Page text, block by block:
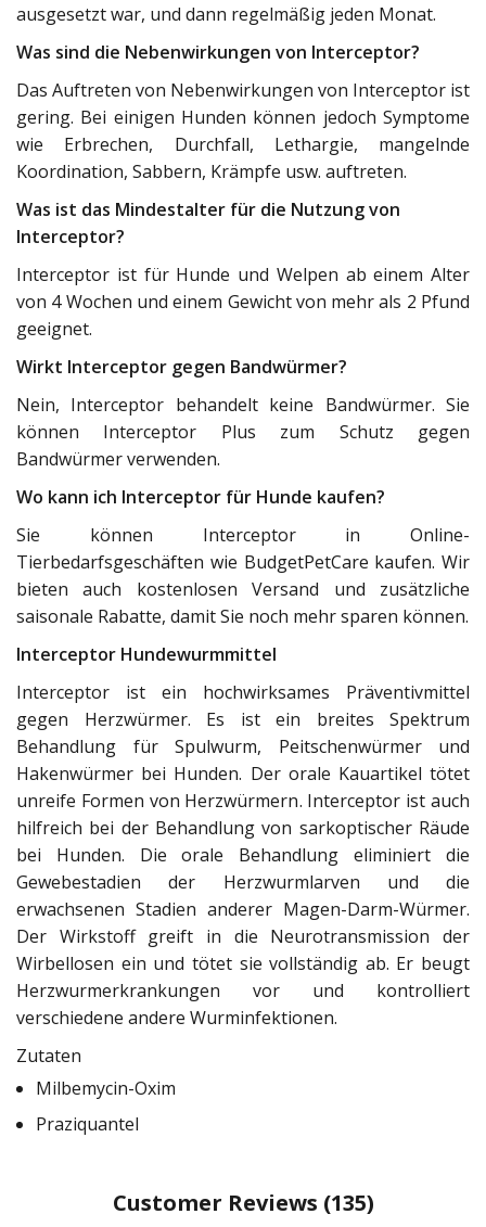
ausgesetzt war, und dann regelmäßig jeden Monat.
Was sind die Nebenwirkungen von Interceptor?
Das Auftreten von Nebenwirkungen von Interceptor ist
gering. Bei einigen Hunden können jedoch Symptome
wie Erbrechen, Durchfall, Lethargie, mangelnde
Koordination, Sabbern, Krämpfe usw. auftreten.
Was ist das Mindestalter für die Nutzung von
Interceptor?
Interceptor ist für Hunde und Welpen ab einem Alter
von 4 Wochen und einem Gewicht von mehr als 2 Pfund
geeignet.
Wirkt Interceptor gegen Bandwürmer?
Nein, Interceptor behandelt keine Bandwürmer. Sie
können Interceptor Plus zum Schutz gegen
Bandwürmer verwenden.
Wo kann ich Interceptor für Hunde kaufen?
Sie können Interceptor in Online-
Tierbedarfsgeschäften wie BudgetPetCare kaufen. Wir
bieten auch kostenlosen Versand und zusätzliche
saisonale Rabatte, damit Sie noch mehr sparen können.
Interceptor Hundewurmmittel
Interceptor ist ein hochwirksames Präventivmittel
gegen Herzwürmer. Es ist ein breites Spektrum
Behandlung für Spulwurm, Peitschenwürmer und
Hakenwürmer bei Hunden. Der orale Kauartikel tötet
unreife Formen von Herzwürmern. Interceptor ist auch
hilfreich bei der Behandlung von sarkoptischer Räude
bei Hunden. Die orale Behandlung eliminiert die
Gewebestadien der Herzwurmlarven und die
erwachsenen Stadien anderer Magen-Darm-Würmer.
Der Wirkstoff greift in die Neurotransmission der
Wirbellosen ein und tötet sie vollständig ab. Er beugt
Herzwurmerkrankungen vor und kontrolliert
verschiedene andere Wurminfektionen.
Zutaten
Milbemycin-Oxim
Praziquantel
Customer Reviews (135)